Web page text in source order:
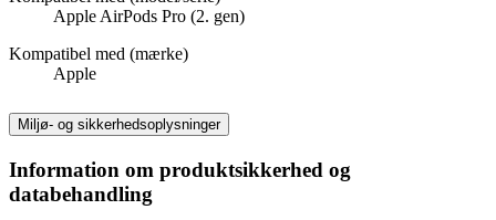
Apple AirPods Pro (2. gen)
Kompatibel med (mærke)
Apple
Miljø- og sikkerhedsoplysninger
Information om produktsikkerhed og
databehandling